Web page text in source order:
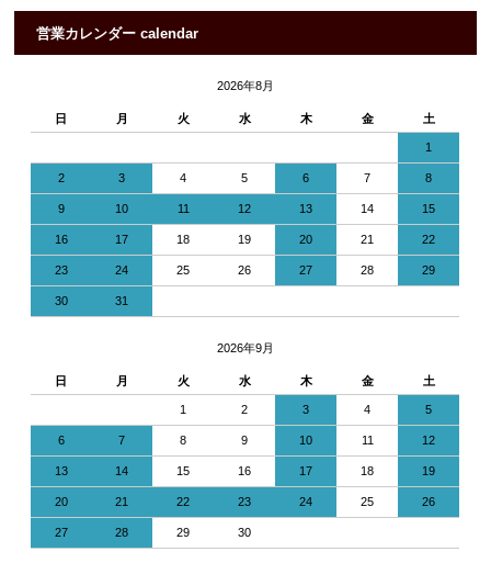
営業カレンダー calendar
2026年8月
日 月 火 水 木 金 土
1
2 3 4 5 6 7 8
9 10 11 12 13 14 15
16 17 18 19 20 21 22
23 24 25 26 27 28 29
30 31
2026年9月
日 月 火 水 木 金 土
1 2 3 4 5
6 7 8 9 10 11 12
13 14 15 16 17 18 19
20 21 22 23 24 25 26
27 28 29 30